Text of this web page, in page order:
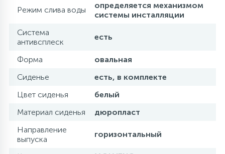
Режим слива воды
определяется механизмом
системы инсталляции
Система
антивсплеск
есть
Форма
овальная
Сиденье
есть, в комплекте
Цвет сиденья
белый
Материал сиденья
дюропласт
Направление
выпуска
горизонтальный